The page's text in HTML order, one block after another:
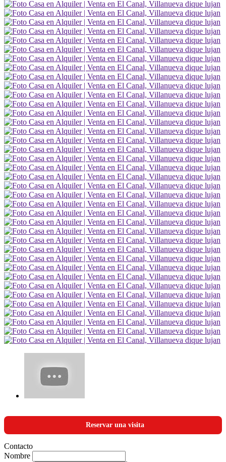
Reservar una visita
Contacto
Nombre